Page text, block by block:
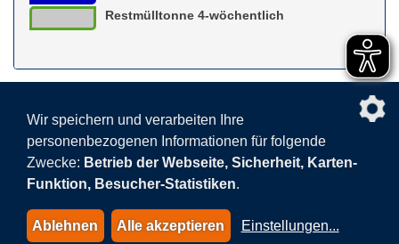
Restmülltonne 4-wöchentlich
nach
Impressum
© 2015-2026 AVEA GmbH & Co. KG
Wir speichern und verarbeiten Ihre
personenbezogenen Informationen für folgende
Zwecke: Betrieb der Webseite, Sicherheit, Karten-
Funktion, Besucher-Statistiken.
Ablehnen Alle akzeptieren Einstellungen...